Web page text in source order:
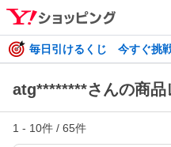
毎日引けるくじ 今すぐ挑
atg********さんの商品
1 - 10件 / 65件